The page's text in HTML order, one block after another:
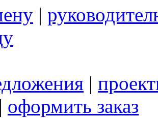
|
|
| оформить заказ